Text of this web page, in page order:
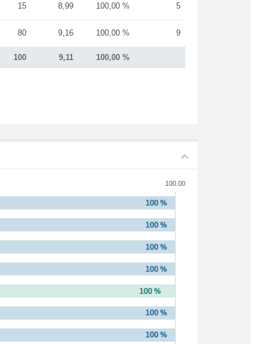
100 9,11 100,00 %
15 8,99 100,00 % 5
80 9,16 100,00 % 9
100.00